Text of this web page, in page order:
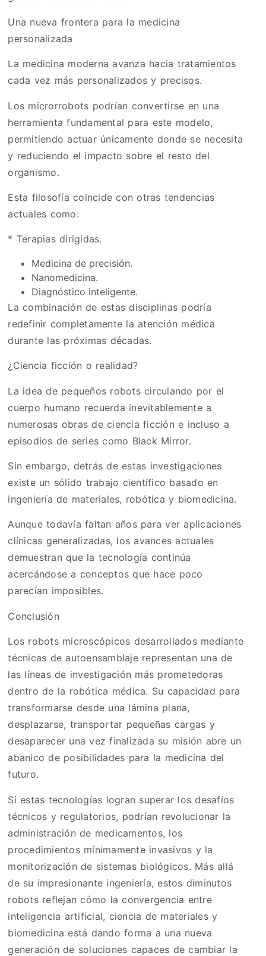
Una nueva frontera para la medicina
personalizada
La medicina moderna avanza hacia tratamientos
cada vez más personalizados y precisos.
Los microrrobots podrían convertirse en una
herramienta fundamental para este modelo,
permitiendo actuar únicamente donde se necesita
y reduciendo el impacto sobre el resto del
organismo.
Esta filosofía coincide con otras tendencias
actuales como:
* Terapias dirigidas.
Medicina de precisión.
Nanomedicina.
Diagnóstico inteligente.
La combinación de estas disciplinas podría
redefinir completamente la atención médica
durante las próximas décadas.
¿Ciencia ficción o realidad?
La idea de pequeños robots circulando por el
cuerpo humano recuerda inevitablemente a
numerosas obras de ciencia ficción e incluso a
episodios de series como Black Mirror.
Sin embargo, detrás de estas investigaciones
existe un sólido trabajo científico basado en
ingeniería de materiales, robótica y biomedicina.
Aunque todavía faltan años para ver aplicaciones
clínicas generalizadas, los avances actuales
demuestran que la tecnología continúa
acercándose a conceptos que hace poco
parecían imposibles.
Conclusión
Los robots microscópicos desarrollados mediante
técnicas de autoensamblaje representan una de
las líneas de investigación más prometedoras
dentro de la robótica médica. Su capacidad para
transformarse desde una lámina plana,
desplazarse, transportar pequeñas cargas y
desaparecer una vez finalizada su misión abre un
abanico de posibilidades para la medicina del
futuro.
Si estas tecnologías logran superar los desafíos
técnicos y regulatorios, podrían revolucionar la
administración de medicamentos, los
procedimientos mínimamente invasivos y la
monitorización de sistemas biológicos. Más allá
de su impresionante ingeniería, estos diminutos
robots reflejan cómo la convergencia entre
inteligencia artificial, ciencia de materiales y
biomedicina está dando forma a una nueva
generación de soluciones capaces de cambiar la